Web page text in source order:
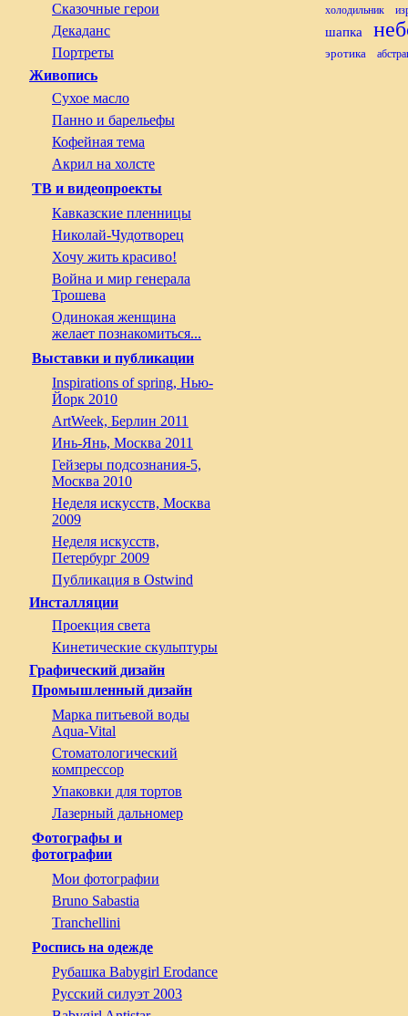
Сказочные герои
Декаданс
Портреты
Живопись
Сухое масло
Панно и барельефы
Кофейная тема
Акрил на холсте
ТВ и видеопроекты
Кавказские пленницы
Николай-Чудотворец
Хочу жить красиво!
Война и мир генерала
Трошева
Одинокая женщина
желает познакомиться...
Выставки и публикации
Inspirations of spring, Нью-
Йорк 2010
ArtWeek, Берлин 2011
Инь-Янь, Москва 2011
Гейзеры подсознания-5,
Москва 2010
Неделя искусств, Москва
2009
Неделя искусств,
Петербург 2009
Публикация в Ostwind
Инсталляции
Проекция света
Кинетические скульптуры
Графический дизайн
Промышленный дизайн
Марка питьевой воды
Aqua-Vital
Стоматологический
компрессор
Упаковки для тортов
Лазерный дальномер
Фотографы и
фотографии
Мои фотографии
Bruno Sabastia
Tranchellini
Роспись на одежде
Рубашка Babygirl Erodance
Русский силуэт 2003
холодильник
шапка
эротика